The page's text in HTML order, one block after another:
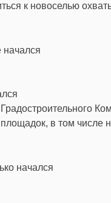
к новоселью
Градостроительного
в том числе